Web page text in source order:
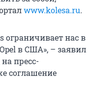
www.kolesa.ru.
ограничивает нас в
в США», – заявил
пресс-
соглашение